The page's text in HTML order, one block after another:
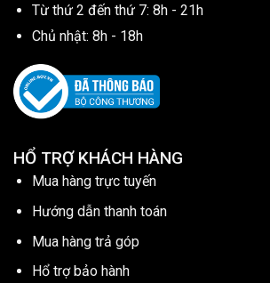
Từ thứ 2 đến thứ 7: 8h - 21h
Chủ nhật: 8h - 18h
HỔ TRỢ KHÁCH HÀNG
Mua hàng trực tuyến
Hướng dẫn thanh toán
Mua hàng trả góp
Hổ trợ bảo hành